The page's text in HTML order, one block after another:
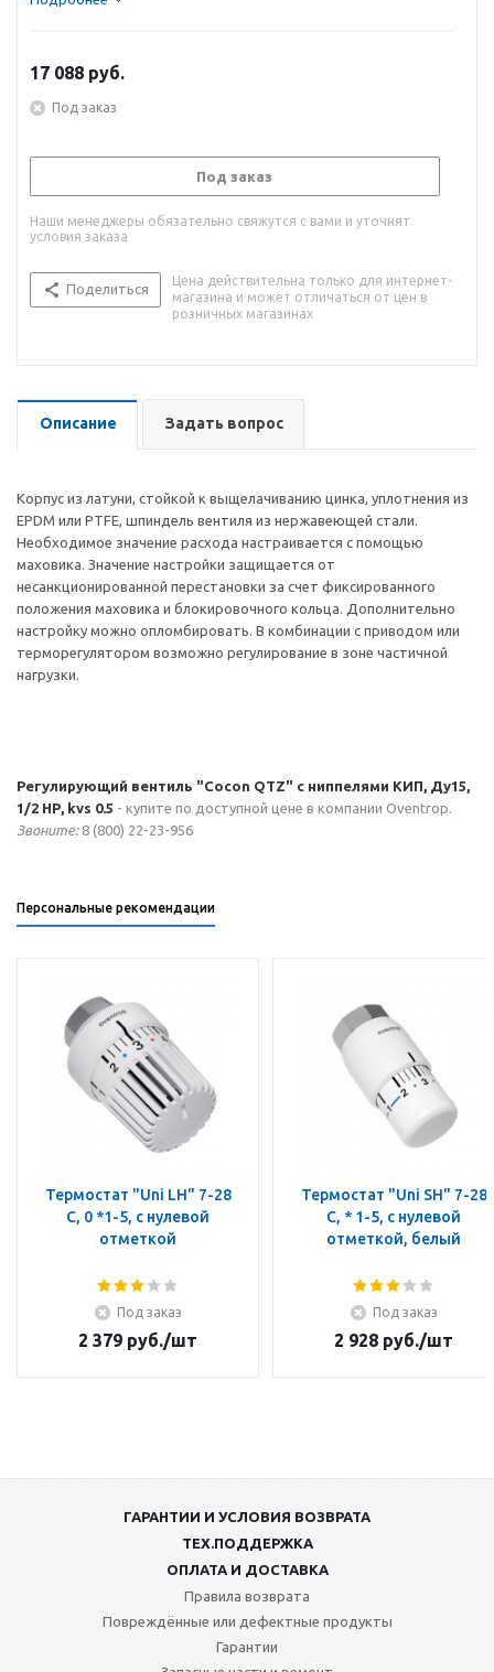
17 088 руб.
Под заказ
Под заказ
Наши менеджеры обязательно свяжутся с вами и уточнят
условия заказа
Поделиться
Цена действительна только для интернет-
магазина и может отличаться от цен в
розничных магазинах
Описание Задать вопрос
Корпус из латуни, стойкой к выщелачиванию цинка, уплотнения из
EPDM или PTFE, шпиндель вентиля из нержавеющей стали.
Необходимое значение расхода настраивается с помощью
маховика. Значение настройки защищается от
несанкционированной перестановки за счет фиксированного
положения маховика и блокировочного кольца. Дополнительно
настройку можно опломбировать. В комбинации с приводом или
терморегулятором возможно регулирование в зоне частичной
нагрузки.
Регулирующий вентиль "Cocon QTZ" с ниппелями КИП, Ду15,
1/2 НР, kvs 0.5 - купите по доступной цене в компании Oventrop.
Звоните:8 (800) 22-23-956
Персональные рекомендации
Термостат "Uni LH" 7-28
C, 0 *1-5, с нулевой
отметкой
Под заказ
2 379 руб./шт
Термостат "Uni SH" 7-28
C, * 1-5, с нулевой
отметкой, белый
Под заказ
2 928 руб./шт
ГАРАНТИИ И УСЛОВИЯ ВОЗВРАТА
ТЕХ.ПОДДЕРЖКА
ОПЛАТА И ДОСТАВКА
Правила возврата
Повреждённые или дефектные продукты
Гарантии